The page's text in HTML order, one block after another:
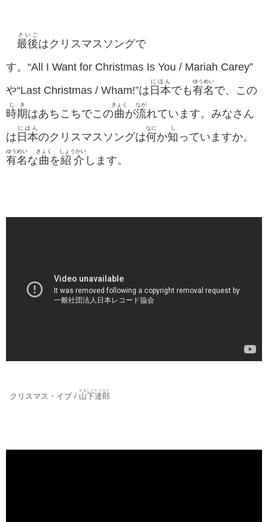
最後
さいご
はクリスマスソングで
す。“All I Want for Christmas Is You / Mariah Carey”
や“Last Christmas / Wham!”は 日本
にほん
でも有名
ゆうめい
で、この
時期
じき
はあちこちでこの曲
きょく
が流
なが
れています。みなさん
は 日本
にほん
のクリスマスソングは何
なに
か知
し
っていますか。
有名
ゆうめい
な曲
きょく
を紹介
しょうかい
します。
クリスマス・イブ / 山下達郎
やましたたつろう